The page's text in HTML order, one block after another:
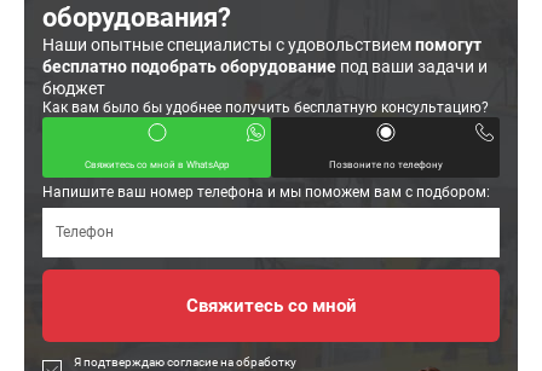
оборудования?
Наши опытные специалисты с удовольствиемпомогут
бесплатно подобрать оборудование под ваши задачи и
бюджет
Как вам было бы удобнее получить бесплатную консультацию?
Свяжитесь со мной в WhatsApp Позвоните по телефону
Напишите ваш номер телефона и мы поможем вам с подбором:
Я подтверждаю согласие на обработку